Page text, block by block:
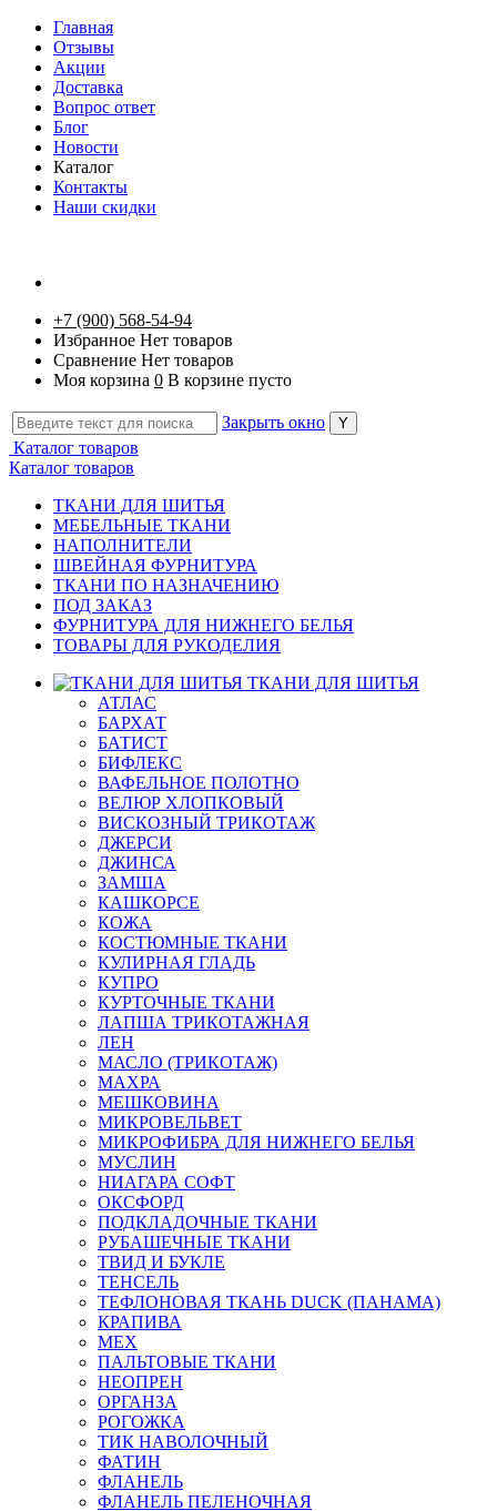
Главная
Отзывы
Акции
Доставка
Вопрос ответ
Блог
Новости
Каталог
Контакты
Наши скидки
+7 (900) 568-54-94
Избранное Нет товаров
Сравнение Нет товаров
Моя корзина 0 В корзине пусто
Закрыть окно
Каталог товаров
Каталог товаров
ТКАНИ ДЛЯ ШИТЬЯ
МЕБЕЛЬНЫЕ ТКАНИ
НАПОЛНИТЕЛИ
ШВЕЙНАЯ ФУРНИТУРА
ТКАНИ ПО НАЗНАЧЕНИЮ
ПОД ЗАКАЗ
ФУРНИТУРА ДЛЯ НИЖНЕГО БЕЛЬЯ
ТОВАРЫ ДЛЯ РУКОДЕЛИЯ
ТКАНИ ДЛЯ ШИТЬЯ
АТЛАС
БАРХАТ
БАТИСТ
БИФЛЕКС
ВАФЕЛЬНОЕ ПОЛОТНО
ВЕЛЮР ХЛОПКОВЫЙ
ВИСКОЗНЫЙ ТРИКОТАЖ
ДЖЕРСИ
ДЖИНСА
ЗАМША
КАШКОРСЕ
КОЖА
КОСТЮМНЫЕ ТКАНИ
КУЛИРНАЯ ГЛАДЬ
КУПРО
КУРТОЧНЫЕ ТКАНИ
ЛАПША ТРИКОТАЖНАЯ
ЛЕН
МАСЛО (ТРИКОТАЖ)
МАХРА
МЕШКОВИНА
МИКРОВЕЛЬВЕТ
МИКРОФИБРА ДЛЯ НИЖНЕГО БЕЛЬЯ
МУСЛИН
НИАГАРА СОФТ
ОКСФОРД
ПОДКЛАДОЧНЫЕ ТКАНИ
РУБАШЕЧНЫЕ ТКАНИ
ТВИД И БУКЛЕ
ТЕНСЕЛЬ
ТЕФЛОНОВАЯ ТКАНЬ DUCK (ПАНАМА)
КРАПИВА
МЕХ
ПАЛЬТОВЫЕ ТКАНИ
НЕОПРЕН
ОРГАНЗА
РОГОЖКА
ТИК НАВОЛОЧНЫЙ
ФАТИН
ФЛАНЕЛЬ
ФЛАНЕЛЬ ПЕЛЕНОЧНАЯ